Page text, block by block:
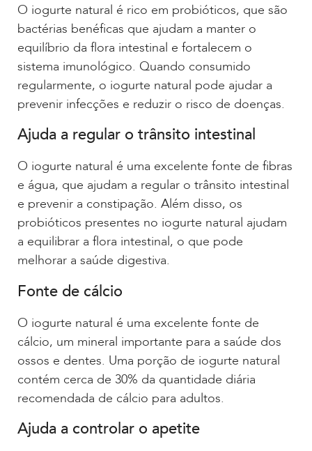
O iogurte natural é rico em probióticos, que são
bactérias benéficas que ajudam a manter o
equilíbrio da flora intestinal e fortalecem o
sistema imunológico. Quando consumido
regularmente, o iogurte natural pode ajudar a
prevenir infecções e reduzir o risco de doenças.
Ajuda a regular o trânsito intestinal
O iogurte natural é uma excelente fonte de fibras
e água, que ajudam a regular o trânsito intestinal
e prevenir a constipação. Além disso, os
probióticos presentes no iogurte natural ajudam
a equilibrar a flora intestinal, o que pode
melhorar a saúde digestiva.
Fonte de cálcio
O iogurte natural é uma excelente fonte de
cálcio, um mineral importante para a saúde dos
ossos e dentes. Uma porção de iogurte natural
contém cerca de 30% da quantidade diária
recomendada de cálcio para adultos.
Ajuda a controlar o apetite